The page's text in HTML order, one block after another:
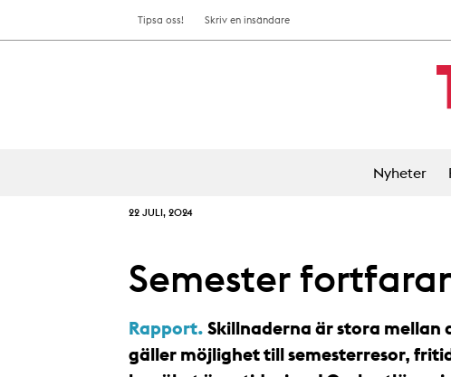
Tipsa oss! Skriv en insändare
Nyheter
22 JULI, 2024
Semester
Rapport. Skillnaderna är stora
gäller möjlighet till semesterresor,